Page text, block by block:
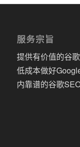
服务宗旨
提供有价值的谷
低成本做好
内靠谱的谷歌SEO